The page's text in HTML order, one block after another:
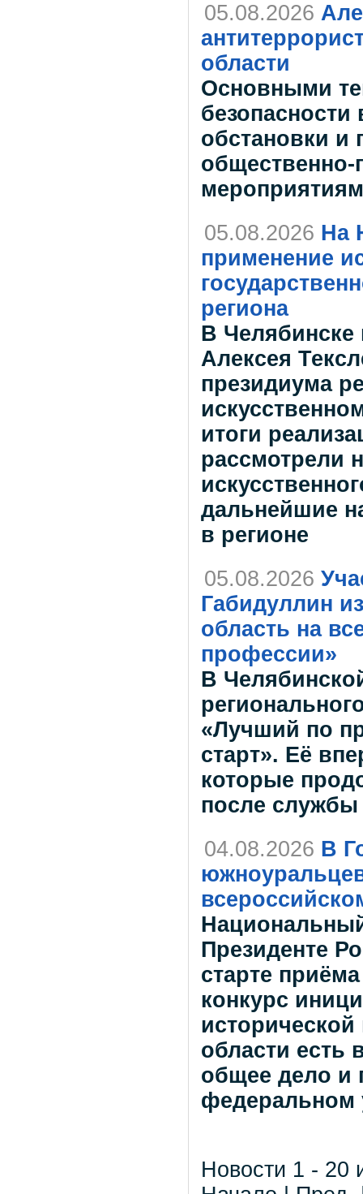
05.08.2026
области
Основными
обстановки и
05.08.2026 На
применение
региона
В Челябинске
Алексея
президиума
итоги
рассмотрели
дальнейшие
в регионе
05.08.2026
Габидуллин
область на
профессии»
В
«Лучший по
старт». Её
которые
после службы
04.08.2026 В
Президенте
старте
конкурс
области есть
общее дело и
федеральном
Новости 1 - 20